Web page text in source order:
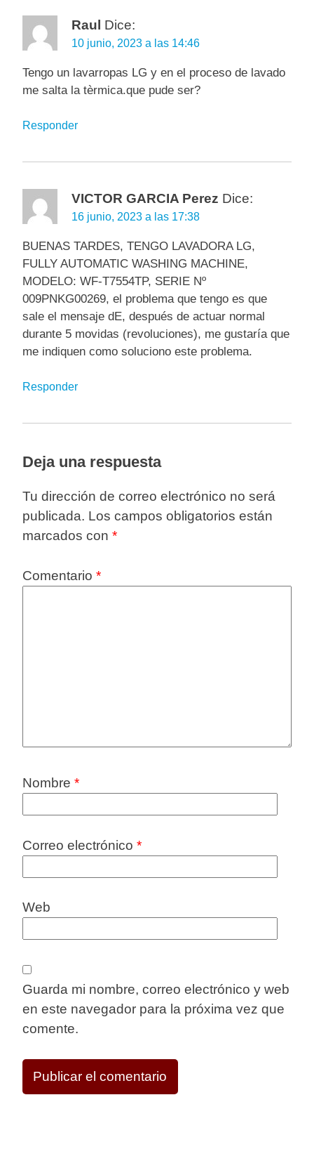
Raul Dice:
10 junio, 2023 a las 14:46
Tengo un lavarropas LG y en el proceso de lavado
me salta la tèrmica.que pude ser?
Responder
VICTOR GARCIA Perez Dice:
16 junio, 2023 a las 17:38
BUENAS TARDES, TENGO LAVADORA LG,
FULLY AUTOMATIC WASHING MACHINE,
MODELO: WF-T7554TP, SERIE Nº
009PNKG00269, el problema que tengo es que
sale el mensaje dE, después de actuar normal
durante 5 movidas (revoluciones), me gustaría que
me indiquen como soluciono este problema.
Responder
Deja una respuesta
Tu dirección de correo electrónico no será
publicada. Los campos obligatorios están
marcados con *
Comentario *
Nombre *
Correo electrónico *
Web
Guarda mi nombre, correo electrónico y web
en este navegador para la próxima vez que
comente.